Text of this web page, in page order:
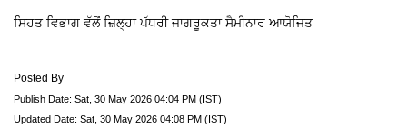
ਸਿਹਤ ਵਿਭਾਗ ਵੱਲੋਂ ਜ਼ਿਲ੍ਹਾ ਪੱਧਰੀ ਜਾਗਰੂਕਤਾ ਸੈਮੀਨਾਰ ਆਯੋਜਿਤ
Posted By
Publish Date: Sat, 30 May 2026 04:04 PM (IST)
Updated Date: Sat, 30 May 2026 04:08 PM (IST)